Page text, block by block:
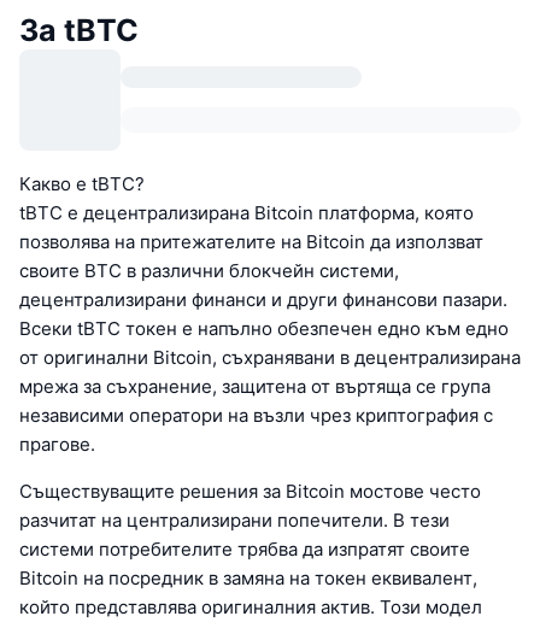
За tBTC
Какво е tBTC?
tBTC е децентрализирана Bitcoin платформа, която
позволява на притежателите на Bitcoin да използват
своите BTC в различни блокчейн системи,
децентрализирани финанси и други финансови пазари.
Всеки tBTC токен е напълно обезпечен едно към едно
от оригинални Bitcoin, съхранявани в децентрализирана
мрежа за съхранение, защитена от въртяща се група
независими оператори на възли чрез криптография с
прагове.
Съществуващите решения за Bitcoin мостове често
разчитат на централизирани попечители. В тези
системи потребителите трябва да изпратят своите
Bitcoin на посредник в замяна на токен еквивалент,
който представлява оригиналния актив. Този модел